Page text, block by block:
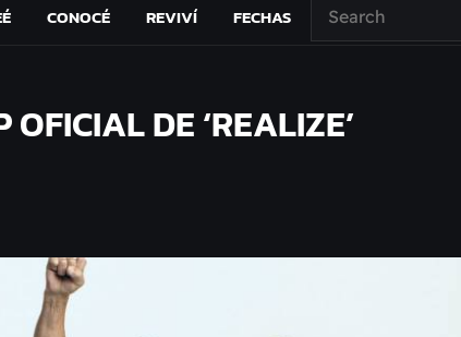
CONOCÉ REVIVÍ FECHAS
DE ‘REALIZE’